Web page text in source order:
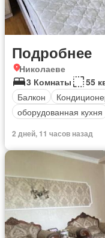
Подробнее
Николаеве
3 Комнаты
55
Балкон
оборудованная кухня
2 дней, 11 часов назад